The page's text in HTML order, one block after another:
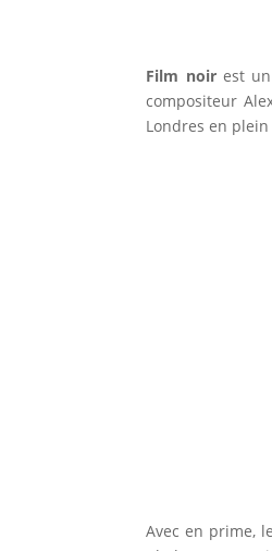
Film noirest un
compositeur
Londres en
Avec en prime,